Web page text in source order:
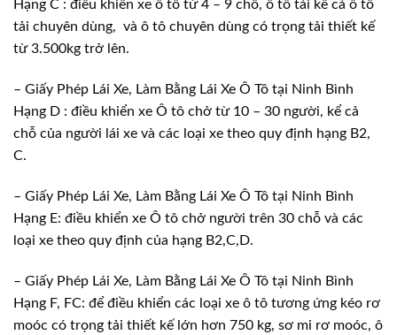
Hạng C : điều khiển xe ô tô từ 4 – 9 chỗ, ô tô tải kể cả ô tô
tải chuyên dùng, và ô tô chuyên dùng có trọng tải thiết kế
từ 3.500kg trở lên.
– Giấy Phép Lái Xe, Làm Bằng Lái Xe Ô Tô tại Ninh Bình
Hạng D : điều khiển xe Ô tô chở từ 10 – 30 người, kể cả
chỗ của người lái xe và các loại xe theo quy định hạng B2,
C.
– Giấy Phép Lái Xe, Làm Bằng Lái Xe Ô Tô tại Ninh Bình
Hạng E: điều khiển xe Ô tô chở người trên 30 chỗ và các
loại xe theo quy định của hạng B2,C,D.
– Giấy Phép Lái Xe, Làm Bằng Lái Xe Ô Tô tại Ninh Bình
Hạng F, FC: để điều khiển các loại xe ô tô tương ứng kéo rơ
moóc có trọng tải thiết kế lớn hơn 750 kg, sơ mi rơ moóc, ô